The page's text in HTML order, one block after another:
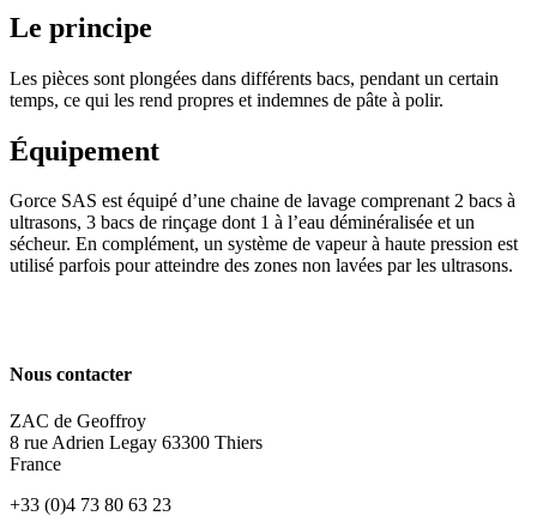
Le principe
Les pièces sont plongées dans différents bacs, pendant un certain
temps, ce qui les rend propres et indemnes de pâte à polir.
Équipement
Gorce SAS est équipé d’une chaine de lavage comprenant 2 bacs à
ultrasons, 3 bacs de rinçage dont 1 à l’eau déminéralisée et un
sécheur. En complément, un système de vapeur à haute pression est
utilisé parfois pour atteindre des zones non lavées par les ultrasons.
Nous contacter
ZAC de Geoffroy
8 rue Adrien Legay 63300 Thiers
France
+33 (0)4 73 80 63 23